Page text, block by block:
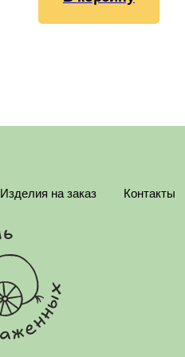
Изделия на заказ Контакты